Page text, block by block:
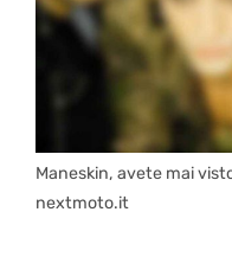
Maneskin, avete mai
nextmoto.it